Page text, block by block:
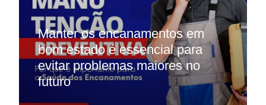
Manter os encanamentos em
bom estado é essencial para
evitar problemas maiores no
futuro